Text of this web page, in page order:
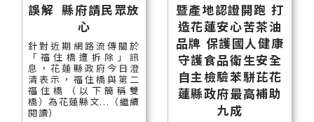
誤解 縣府請民眾放
心
針對近期網路流傳關於
「福住橋遭拆除」訊
息，花蓮縣政府今日澄
清表示，福住橋與第二
福住橋（以下簡稱雙
橋）為花蓮縣文...（繼續
閱讀）
暨產地認證開跑 打
造花蓮安心苦茶油
品牌 保護國人健康
守護食品衛生安全
自主檢驗苯駢芘花
蓮縣政府最高補助
九成